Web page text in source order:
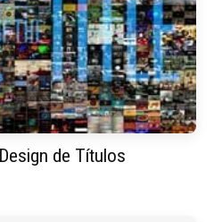
de Títulos